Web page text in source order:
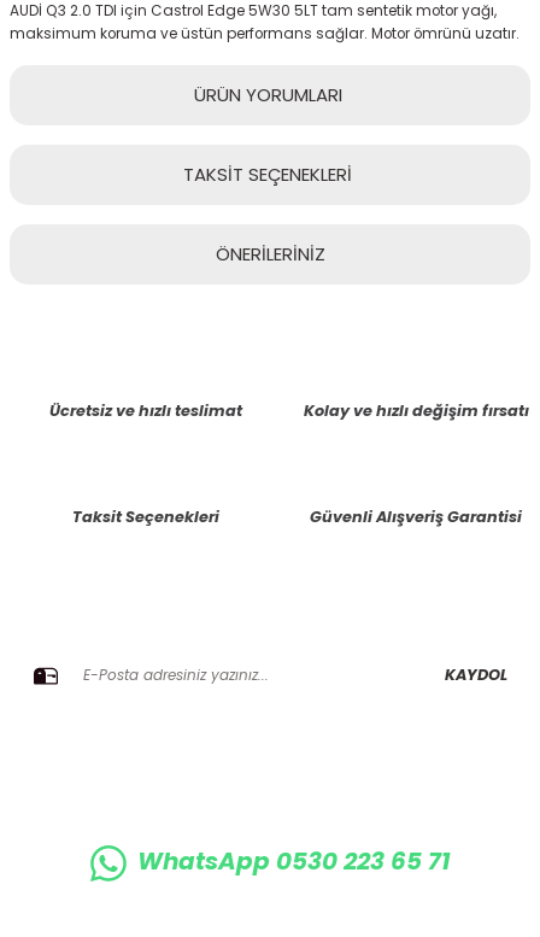
AUDİ Q3 2.0 TDI için Castrol Edge 5W30 5LT tam sentetik motor yağı,
maksimum koruma ve üstün performans sağlar. Motor ömrünü uzatır.
ÜRÜN YORUMLARI
TAKSİT SEÇENEKLERİ
ÖNERİLERİNİZ
Ürün bilgilerinde hatalar bulunuyor.
Ücretsiz ve hızlı teslimat Kolay ve hızlı değişim fırsatı
Taksit Seçenekleri Güvenli Alışveriş Garantisi
KAYDOL
WhatsApp 0530 223 65 71